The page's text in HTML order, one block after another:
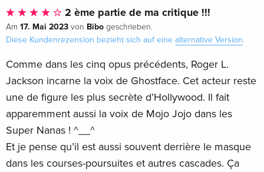
2 ème partie de ma critique !!!
Am 17. Mai 2023 von Bibo geschrieben.
Diese Kundenrezension bezieht sich auf eine alternative Version.
Comme dans les cinq opus précédents, Roger L.
Jackson incarne la voix de Ghostface. Cet acteur reste
une de figure les plus secrète d’Hollywood. Il fait
apparemment aussi la voix de Mojo Jojo dans les
Super Nanas ! ^__^
Et je pense qu’il est aussi souvent derrière le masque
dans les courses-poursuites et autres cascades. Ça